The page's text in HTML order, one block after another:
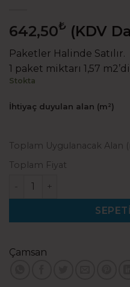
642,50₺ (KDV
Paketler Halinde Satılır.
1 paket miktarı 1,57
Stokta
İhtiyaç duyulan alan (m²)
Toplam Uygulanacak Alan
Toplam Fiyat
Çamsan Avangard Otantik
Çamsan